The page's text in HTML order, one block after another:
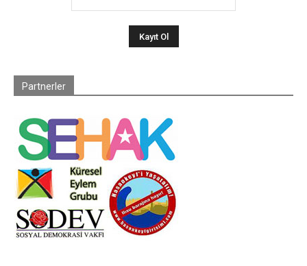
Partnerler